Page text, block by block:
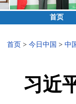
首页
首页 > 今日中国 > 中
习近